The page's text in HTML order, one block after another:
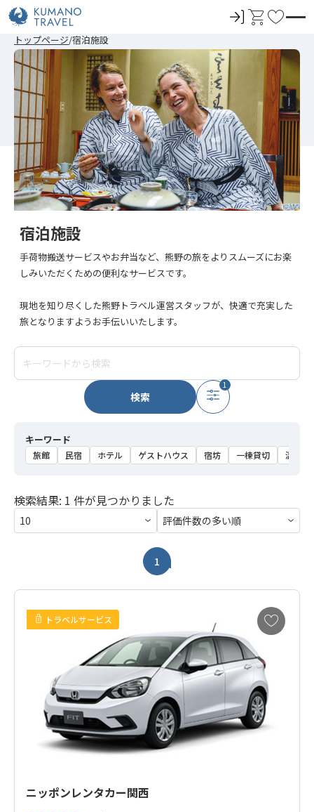
ロ
イ
ン
カ
ト
お
に
入
り
トップページ 宿泊施設
宿泊施設
手荷物搬送サービスやお弁当など、熊野の旅をよりスムーズにお楽
しみいただくための便利なサービスです。
現地を知り尽くした熊野トラベル運営スタッフが、快適で充実した
旅となりますようお手伝いいたします。
検索
1
キーワード
旅館 民宿 ホテル ゲストハウス 宿坊 一棟貸切 温泉
検索結果: 1 件が見つかりました
1
トラベルサービス
お
気
入
り
に
追
加
ニッポンレンタカー関西